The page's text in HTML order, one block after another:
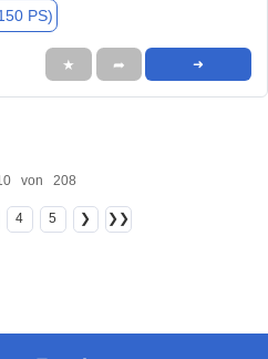
PS)
★ ➦ ➜
von 208
4 5 ❯ ❯❯